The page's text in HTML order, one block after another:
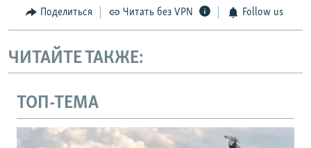
Поделиться Читать без VPN Follow us
ЧИТАЙТЕ ТАКЖЕ:
ТОП-ТЕМА